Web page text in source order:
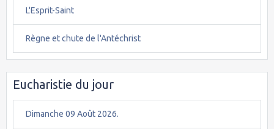
L'Esprit-Saint
Règne et chute de l'Antéchrist
Eucharistie du jour
Dimanche 09 Août 2026.